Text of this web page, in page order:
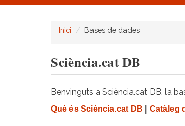
Inici Bases de dades
Sciència.cat DB
Benvinguts a Sciència.cat DB, la
Què és Sciència.cat DB Catàleg